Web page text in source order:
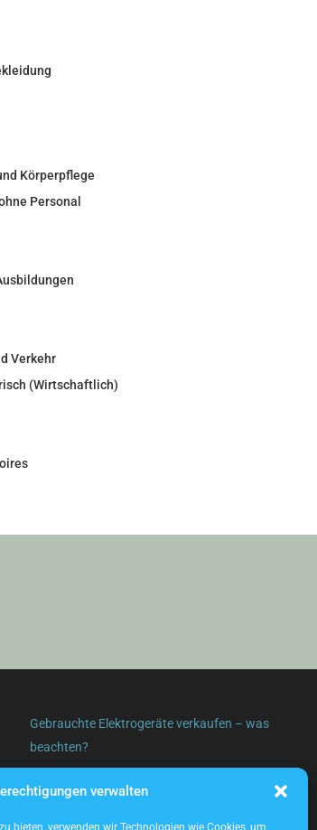
verwalten
bieten, verwenden wir Technologien wie Cookies, um
Körperpflege
Personal
Verkehr
(Wirtschaftlich)
Gebrauchte Elektrogeräte verkaufen – was
beachten?